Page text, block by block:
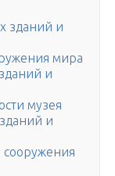
зданий и
мира
и
музея
и